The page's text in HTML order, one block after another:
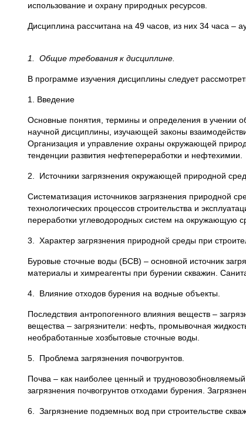
использование и охрану природных ресурсов.
Дисциплина рассчитана на 49 часов, из них 34 часа –
1. Общие требования к дисциплине.
В программе изучения дисциплины следует
1. Введение
Основные понятия, термины и определения в учении
научной дисциплины, изучающей законы
Организация и управление охраны окружающей
тенденции развития нефтепереработки и нефтехимии.
2. Источники загрязнения окружающей природной
Систематизация источников загрязнения природной
технологических процессов строительства и
переработки углеводородных систем на окружающую
3. Характер загрязнения природной среды при
Буровые сточные воды (БСВ) – основной источник
материалы и химреагенты при бурении скважин.
4. Влияние отходов бурения на водные объекты.
Последствия антропогенного влияния веществ –
вещества – загрязнители: нефть, промывочная
необработанные хозбытовые сточные воды.
5. Проблема загрязнения почвогрунтов.
Почва – как наиболее ценный и
загрязнения почвогрунтов отходами бурения.
6. Загрязнение подземных вод при строительстве